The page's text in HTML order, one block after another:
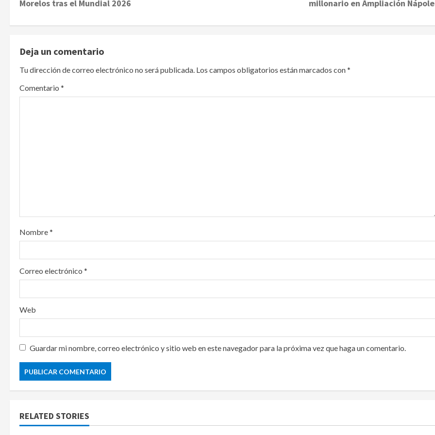
n
a
v
o
n
Morelos tras el Mundial 2026 millonario en Ampliación
Deja un comentario
Tu dirección de correo electrónico no será publicada. Los campos obligatorios están marcados con*
Comentario *
Nombre*
Correo electrónico *
Web
Guardar mi nombre, correo electrónico y sitio web en este navegador para la próxima vez que haga un comentario.
RELATED STORIES